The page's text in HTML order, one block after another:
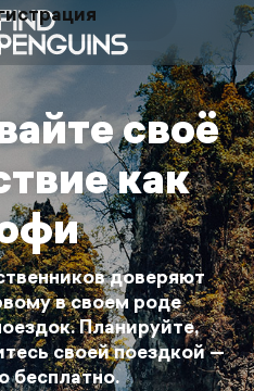
Войти
своё
как
доверяют
в своем роде
Планируйте,
своей поездкой —
бесплатно.